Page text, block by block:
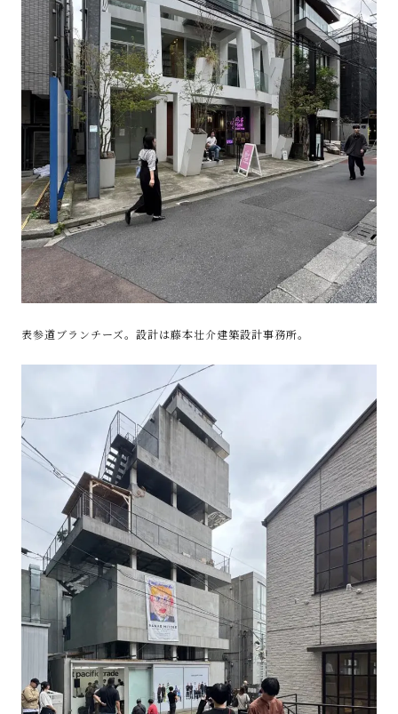
表参道ブランチーズ。設計は藤本壮介建築設計事務所。